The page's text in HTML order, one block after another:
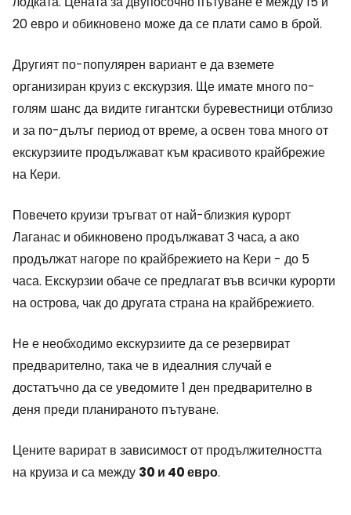
20 евро и обикновено може да се плати само в брой.
Другият по-популярен вариант е да вземете
организиран круиз с екскурзия. Ще имате много по-
голям шанс да видите гигантски буревестници отблизо
и за по-дълъг период от време, а освен това много от
екскурзиите продължават към красивото крайбрежие
на Кери.
Повечето круизи тръгват от най-близкия курорт
Лаганас и обикновено продължават 3 часа, а ако
продължат нагоре по крайбрежието на Кери - до 5
часа. Екскурзии обаче се предлагат във всички курорти
на острова, чак до другата страна на крайбрежието.
Не е необходимо екскурзиите да се резервират
предварително, така че в идеалния случай е
достатъчно да се уведомите 1 ден предварително в
деня преди планираното пътуване.
Цените варират в зависимост от продължителността
на круиза и са между 30 и 40 евро.